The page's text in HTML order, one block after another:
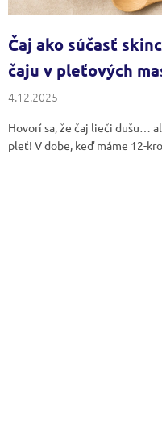
v
Čaj ako súčasť
čaju v pleťových
4.12.2025
Hovorí sa, že čaj lieči dušu…
pleť! V dobe, keď máme 12-